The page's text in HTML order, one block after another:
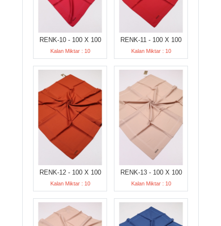
RENK-10 - 100 X 100
Kalan Miktar : 10
RENK-11 - 100 X 100
Kalan Miktar : 10
RENK-12 - 100 X 100
Kalan Miktar : 10
RENK-13 - 100 X 100
Kalan Miktar : 10